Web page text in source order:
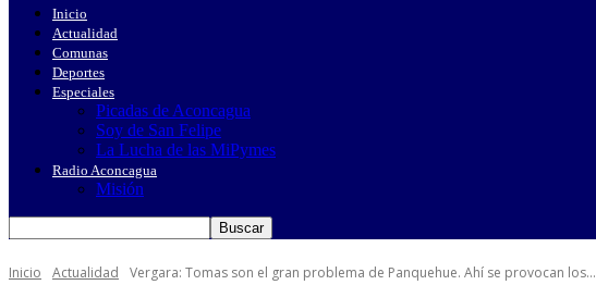
Inicio
Actualidad
Comunas
Deportes
Especiales
Picadas de Aconcagua
Soy de San Felipe
La Lucha de las MiPymes
Radio Aconcagua
Misión
Inicio Actualidad Vergara: Tomas son el gran problema de Panquehue. Ahí se provocan los...